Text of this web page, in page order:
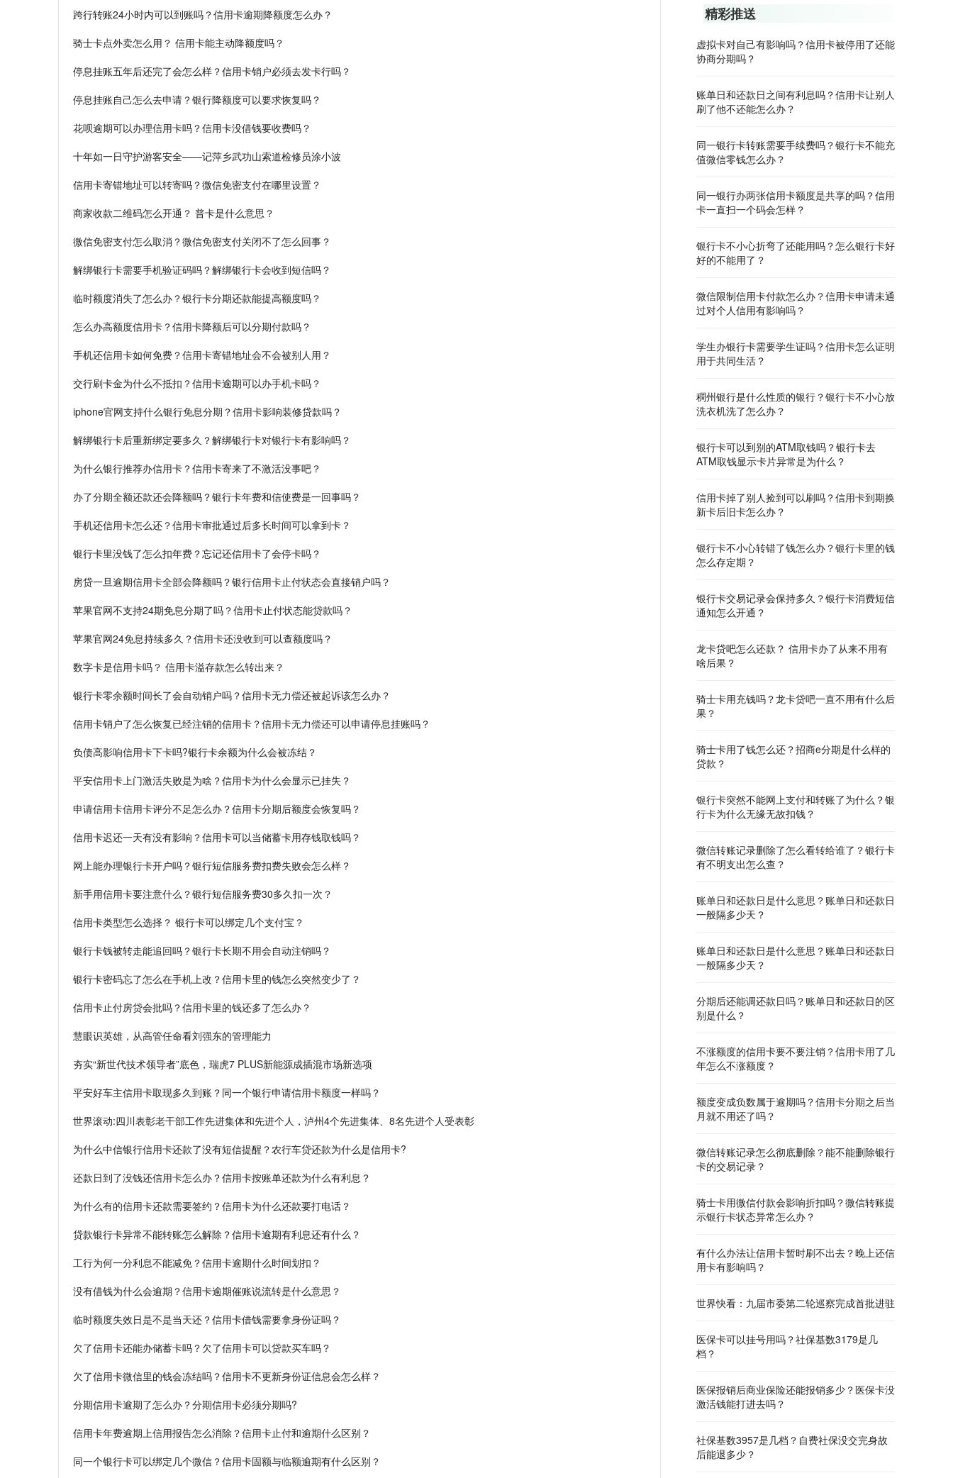
跨行转账24小时内可以到账吗？信用卡逾期降额度怎么办？
骑士卡点外卖怎么用？ 信用卡能主动降额度吗？
停息挂账五年后还完了会怎么样？信用卡销户必须去发卡行吗？
停息挂账自己怎么去申请？银行降额度可以要求恢复吗？
花呗逾期可以办理信用卡吗？信用卡没借钱要收费吗？
十年如一日守护游客安全——记萍乡武功山索道检修员涂小波
信用卡寄错地址可以转寄吗？微信免密支付在哪里设置？
商家收款二维码怎么开通？ 普卡是什么意思？
微信免密支付怎么取消？微信免密支付关闭不了怎么回事？
解绑银行卡需要手机验证码吗？解绑银行卡会收到短信吗？
临时额度消失了怎么办？银行卡分期还款能提高额度吗？
怎么办高额度信用卡？信用卡降额后可以分期付款吗？
手机还信用卡如何免费？信用卡寄错地址会不会被别人用？
交行刷卡金为什么不抵扣？信用卡逾期可以办手机卡吗？
iphone官网支持什么银行免息分期？信用卡影响装修贷款吗？
解绑银行卡后重新绑定要多久？解绑银行卡对银行卡有影响吗？
为什么银行推荐办信用卡？信用卡寄来了不激活没事吧？
办了分期全额还款还会降额吗？银行卡年费和信使费是一回事吗？
手机还信用卡怎么还？信用卡审批通过后多长时间可以拿到卡？
银行卡里没钱了怎么扣年费？忘记还信用卡了会停卡吗？
房贷一旦逾期信用卡全部会降额吗？银行信用卡止付状态会直接销户吗？
苹果官网不支持24期免息分期了吗？信用卡止付状态能贷款吗？
苹果官网24免息持续多久？信用卡还没收到可以查额度吗？
数字卡是信用卡吗？ 信用卡溢存款怎么转出来？
银行卡零余额时间长了会自动销户吗？信用卡无力偿还被起诉该怎么办？
信用卡销户了怎么恢复已经注销的信用卡？信用卡无力偿还可以申请停息挂账吗？
负债高影响信用卡下卡吗?银行卡余额为什么会被冻结？
平安信用卡上门激活失败是为啥？信用卡为什么会显示已挂失？
申请信用卡信用卡评分不足怎么办？信用卡分期后额度会恢复吗？
信用卡迟还一天有没有影响？信用卡可以当储蓄卡用存钱取钱吗？
网上能办理银行卡开户吗？银行短信服务费扣费失败会怎么样？
新手用信用卡要注意什么？银行短信服务费30多久扣一次？
信用卡类型怎么选择？ 银行卡可以绑定几个支付宝？
银行卡钱被转走能追回吗？银行卡长期不用会自动注销吗？
银行卡密码忘了怎么在手机上改？信用卡里的钱怎么突然变少了？
信用卡止付房贷会批吗？信用卡里的钱还多了怎么办？
慧眼识英雄，从高管任命看刘强东的管理能力
夯实“新世代技术领导者”底色，瑞虎7 PLUS新能源成插混市场新选项
平安好车主信用卡取现多久到账？同一个银行申请信用卡额度一样吗？
世界滚动:四川表彰老干部工作先进集体和先进个人，泸州4个先进集体、8名先进个人受表彰
为什么中信银行信用卡还款了没有短信提醒？农行车贷还款为什么是信用卡?
还款日到了没钱还信用卡怎么办？信用卡按账单还款为什么有利息？
为什么有的信用卡还款需要签约？信用卡为什么还款要打电话？
贷款银行卡异常不能转账怎么解除？信用卡逾期有利息还有什么？
工行为何一分利息不能减免？信用卡逾期什么时间划扣？
没有借钱为什么会逾期？信用卡逾期催账说流转是什么意思？
临时额度失效日是不是当天还？信用卡借钱需要拿身份证吗？
欠了信用卡还能办储蓄卡吗？欠了信用卡可以贷款买车吗？
欠了信用卡微信里的钱会冻结吗？信用卡不更新身份证信息会怎么样？
分期信用卡逾期了怎么办？分期信用卡必须分期吗?
信用卡年费逾期上信用报告怎么消除？信用卡止付和逾期什么区别？
同一个银行卡可以绑定几个微信？信用卡固额与临额逾期有什么区别？
精彩推送
虚拟卡对自己有影响吗？信用卡被停用了还能
协商分期吗？
账单日和还款日之间有利息吗？信用卡让别人
刷了他不还能怎么办？
同一银行卡转账需要手续费吗？银行卡不能充
值微信零钱怎么办？
同一银行办两张信用卡额度是共享的吗？信用
卡一直扫一个码会怎样？
银行卡不小心折弯了还能用吗？怎么银行卡好
好的不能用了？
微信限制信用卡付款怎么办？信用卡申请未通
过对个人信用有影响吗？
学生办银行卡需要学生证吗？信用卡怎么证明
用于共同生活？
稠州银行是什么性质的银行？银行卡不小心放
洗衣机洗了怎么办？
银行卡可以到别的ATM取钱吗？银行卡去
ATM取钱显示卡片异常是为什么？
信用卡掉了别人捡到可以刷吗？信用卡到期换
新卡后旧卡怎么办？
银行卡不小心转错了钱怎么办？银行卡里的钱
怎么存定期？
银行卡交易记录会保持多久？银行卡消费短信
通知怎么开通？
龙卡贷吧怎么还款？ 信用卡办了从来不用有
啥后果？
骑士卡用充钱吗？龙卡贷吧一直不用有什么后
果？
骑士卡用了钱怎么还？招商e分期是什么样的
贷款？
银行卡突然不能网上支付和转账了为什么？银
行卡为什么无缘无故扣钱？
微信转账记录删除了怎么看转给谁了？银行卡
有不明支出怎么查？
账单日和还款日是什么意思？账单日和还款日
一般隔多少天？
账单日和还款日是什么意思？账单日和还款日
一般隔多少天？
分期后还能调还款日吗？账单日和还款日的区
别是什么？
不涨额度的信用卡要不要注销？信用卡用了几
年怎么不涨额度？
额度变成负数属于逾期吗？信用卡分期之后当
月就不用还了吗？
微信转账记录怎么彻底删除？能不能删除银行
卡的交易记录？
骑士卡用微信付款会影响折扣吗？微信转账提
示银行卡状态异常怎么办？
有什么办法让信用卡暂时刷不出去？晚上还信
用卡有影响吗？
世界快看：九届市委第二轮巡察完成首批进驻
医保卡可以挂号用吗？社保基数3179是几
档？
医保报销后商业保险还能报销多少？医保卡没
激活钱能打进去吗？
社保基数3957是几档？自费社保没交完身故
后能退多少？